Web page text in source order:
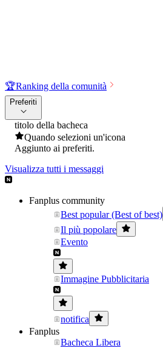
🏆Ranking della comunità
Preferiti
titolo della bacheca
Quando selezioni un'icona
Aggiunto ai preferiti.
Visualizza tutti i messaggi
Fanplus community
Best popular (Best of best)
Il più popolare
Evento
Immagine Pubblicitaria
notifica
Fanplus
Bacheca Libera